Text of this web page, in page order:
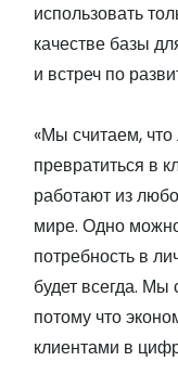
использовать
качестве базы
и встреч по
«Мы считаем,
превратиться в
работают из
мире. Одно
потребность в
будет всегда.
потому что
клиентами в